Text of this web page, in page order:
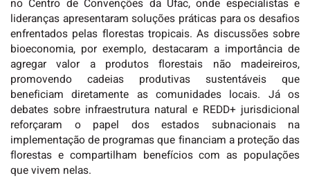
no Centro de Convenções da Ufac, onde especialistas e
lideranças apresentaram soluções práticas para os desafios
enfrentados pelas florestas tropicais. As discussões sobre
bioeconomia, por exemplo, destacaram a importância de
agregar valor a produtos florestais não madeireiros,
promovendo cadeias produtivas sustentáveis que
beneficiam diretamente as comunidades locais. Já os
debates sobre infraestrutura natural e REDD+ jurisdicional
reforçaram o papel dos estados subnacionais na
implementação de programas que financiam a proteção das
florestas e compartilham benefícios com as populações
que vivem nelas.